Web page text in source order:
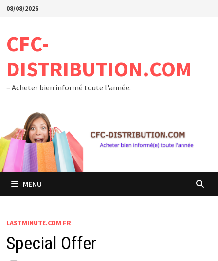
Passer
08/08/2026
CFC-
DISTRIBUTION.COM
– Acheter bien informé toute l'année.
MENU
LASTMINUTE.COM FR
Special Offer